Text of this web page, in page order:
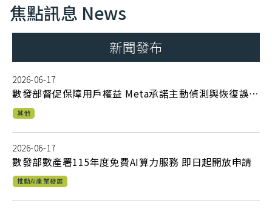
焦點訊息 News
新聞發布
2026-06-17
數發部督促保障用戶權益 Meta承諾主動偵測與恢復誤封
帳號
其他
2026-06-17
數發部數產署115年度免費AI算力服務 即日起開放申請
推動AI產業發展